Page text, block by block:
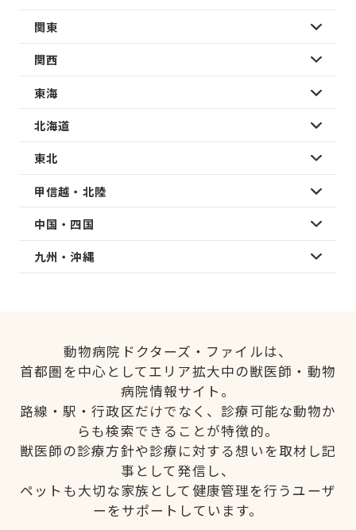
関東
関西
東海
北海道
東北
甲信越・北陸
中国・四国
九州・沖縄
動物病院ドクターズ・ファイルは、
首都圏を中心としてエリア拡大中の獣医師・動物
病院情報サイト。
路線・駅・行政区だけでなく、診療可能な動物か
らも検索できることが特徴的。
獣医師の診療方針や診療に対する想いを取材し記
事として発信し、
ペットも大切な家族として健康管理を行うユーザ
ーをサポートしています。